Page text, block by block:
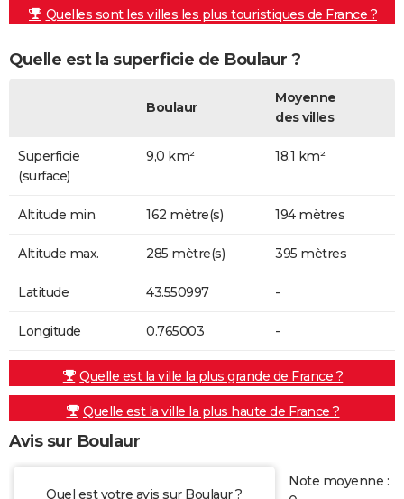
Quelles sont les villes les plus touristiques de France ?
Quelle est la superficie de Boulaur ?
Boulaur
Moyenne
des villes
Superficie
(surface)
9,0 km² 18,1 km²
Altitude min. 162 mètre(s) 194 mètres
Altitude max. 285 mètre(s) 395 mètres
Latitude 43.550997 -
Longitude 0.765003 -
Quelle est la ville la plus grande de France ?
Quelle est la ville la plus haute de France ?
Avis sur Boulaur
Quel est votre avis sur Boulaur ?
Note moyenne :